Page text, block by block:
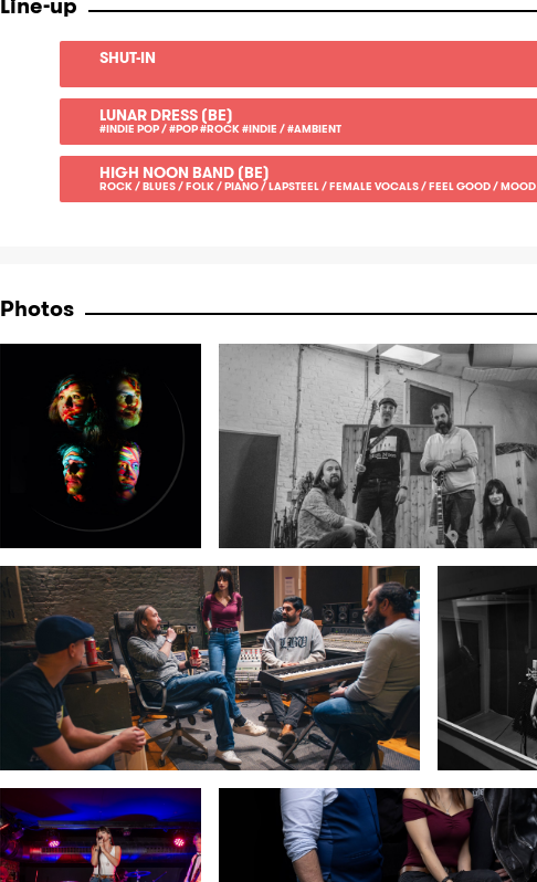
SHUT-IN
LUNAR DRESS (BE)
#INDIE POP / #POP #ROCK #INDIE / #AMBIENT
HIGH NOON BAND (BE)
ROCK / BLUES / FOLK / PIANO / LAPSTEEL / FEMALE VOCALS / FEEL GOOD / MOOD
Photos